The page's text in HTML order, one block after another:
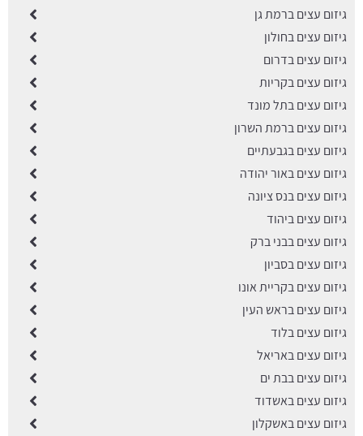
גיזום עצים ברמת גן
גיזום עצים בחולון
גיזום עצים בדרום
גיזום עצים בקריות
גיזום עצים בתל מונד
גיזום עצים ברמת השרון
גיזום עצים בגבעתיים
גיזום עצים באור יהודה
גיזום עצים בנס ציונה
גיזום עצים ביהוד
גיזום עצים בבני ברק
גיזום עצים בסביון
גיזום עצים בקריית אונו
גיזום עצים בראש העין
גיזום עצים בלוד
גיזום עצים באריאל
גיזום עצים בבת ים
גיזום עצים באשדוד
גיזום עצים באשקלון